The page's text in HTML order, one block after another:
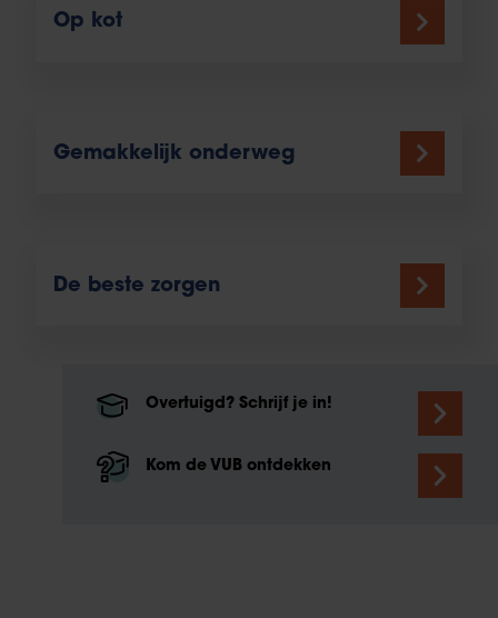
Op kot
Gemakkelijk onderweg
De beste zorgen
Overtuigd? Schrijf je in!
Kom de VUB ontdekken